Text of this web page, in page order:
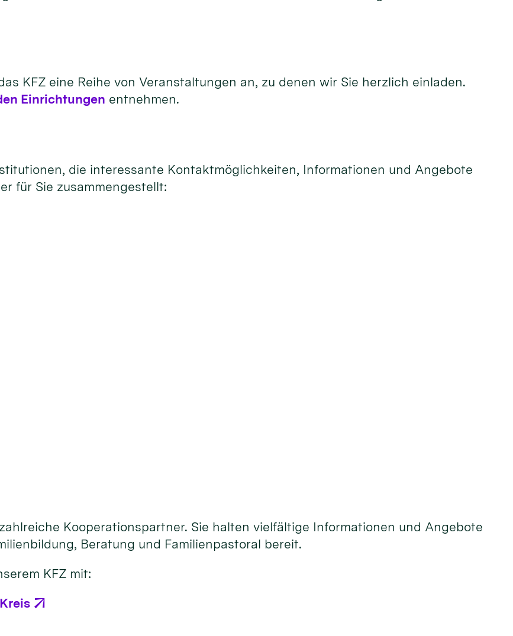
KFZ eine Reihe von Veranstaltungen an, zu denen wir Sie herzlich einladen.
Einrichtungen entnehmen.
die interessante Kontaktmöglichkeiten, Informationen und Angebote
für Sie zusammengestellt:
Kooperationspartner. Sie halten vielfältige Informationen und Angebote
Beratung und Familienpastoral bereit.
KFZ mit: